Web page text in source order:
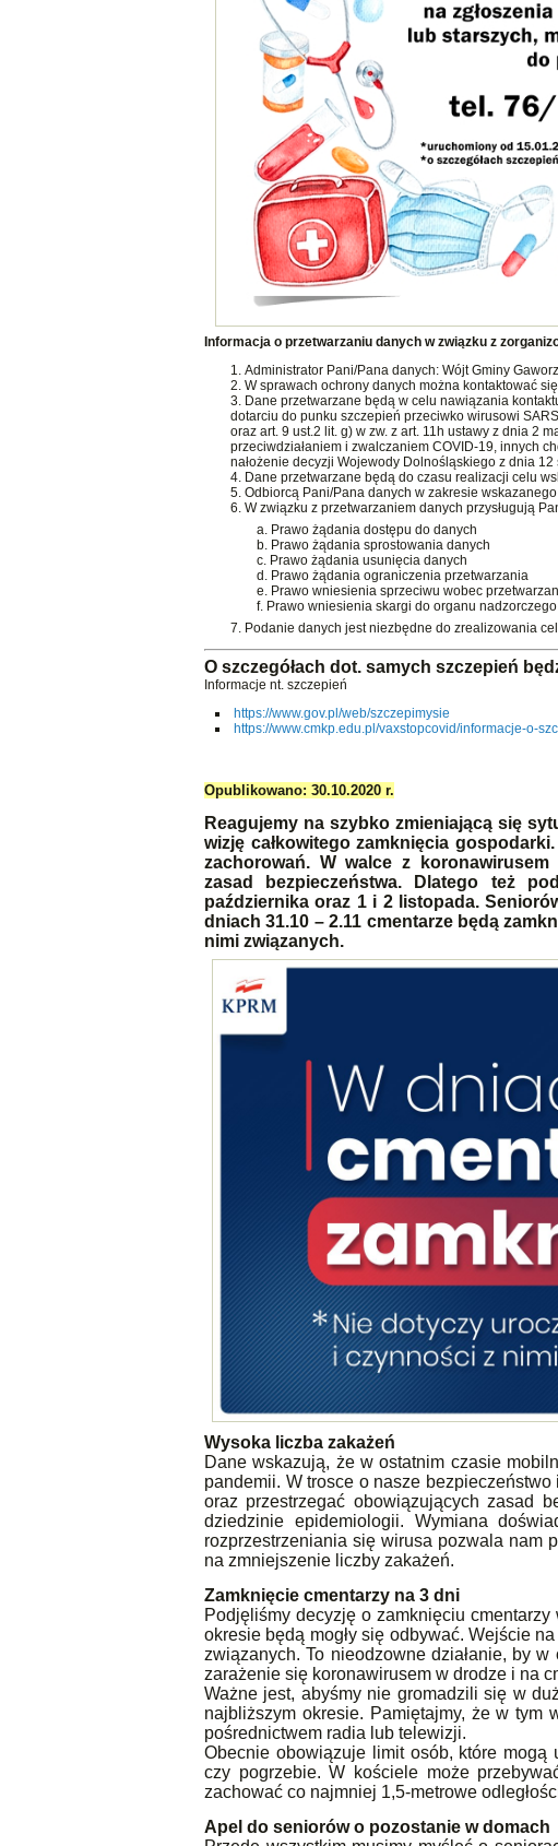
Informacja o przetwarzaniu danych w związku z
Administrator Pani/Pana danych: Wójt Gminy
W sprawach ochrony danych można kontaktować
Dane przetwarzane będą w celu nawiązania
dotarciu do punku szczepień przeciwko wirusowi
oraz art. 9 ust.2 lit. g) w zw. z art. 11h ustawy z dnia 2
przeciwdziałaniem i zwalczaniem COVID-19, innych
nałożenie decyzji Wojewody Dolnośląskiego z dnia
Dane przetwarzane będą do czasu realizacji celu
Odbiorcą Pani/Pana danych w zakresie
W związku z przetwarzaniem danych przysługują
Prawo żądania dostępu do danych
Prawo żądania sprostowania danych
Prawo żądania usunięcia danych
Prawo żądania ograniczenia przetwarzania
Prawo wniesienia sprzeciwu wobec
Prawo wniesienia skargi do organu
Podanie danych jest niezbędne do zrealizowania
O szczegółach dot. samych szczepień
Informacje nt. szczepień
https://www.gov.pl/web/szczepimysie
https://www.cmkp.edu.pl/vaxstopcovid/informacje-o-
Opublikowano: 30.10.2020 r.
Reagujemy na szybko zmieniającą się
wizję całkowitego zamknięcia
zachorowań. W walce z
zasad bezpieczeństwa. Dlatego też
października oraz 1 i 2 listopada.
dniach 31.10 – 2.11 cmentarze będą
nimi związanych.
Wysoka liczba zakażeń
Dane wskazują, że w ostatnim czasie
pandemii. W trosce o nasze
oraz przestrzegać obowiązujących zasad
dziedzinie epidemiologii. Wymiana
rozprzestrzeniania się wirusa pozwala nam
na zmniejszenie liczby zakażeń.
Zamknięcie cmentarzy na 3 dni
Podjęliśmy decyzję o zamknięciu
okresie będą mogły się odbywać. Wejście
związanych. To nieodzowne działanie, by
zarażenie się koronawirusem w drodze i na
Ważne jest, abyśmy nie gromadzili się w
najbliższym okresie. Pamiętajmy, że w tym
pośrednictwem radia lub telewizji.
Obecnie obowiązuje limit osób, które
czy pogrzebie. W kościele może
zachować co najmniej 1,5-metrowe
Apel do seniorów o pozostanie w domach